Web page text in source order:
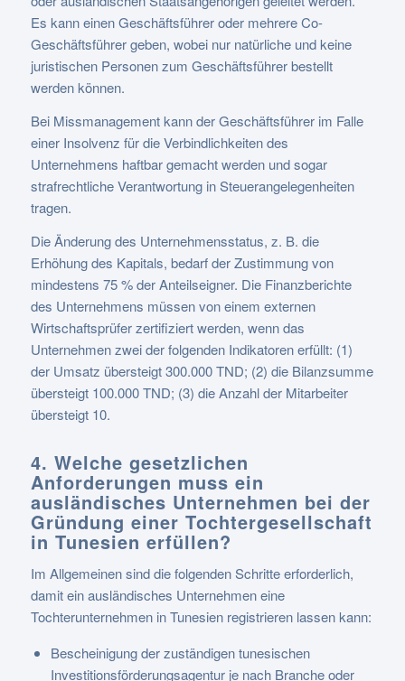
Es kann einen Geschäftsführer oder mehrere Co-
Geschäftsführer geben, wobei nur natürliche und keine
juristischen Personen zum Geschäftsführer bestellt
werden können.
Bei Missmanagement kann der Geschäftsführer im Falle
einer Insolvenz für die Verbindlichkeiten des
Unternehmens haftbar gemacht werden und sogar
strafrechtliche Verantwortung in Steuerangelegenheiten
tragen.
Die Änderung des Unternehmensstatus, z. B. die
Erhöhung des Kapitals, bedarf der Zustimmung von
mindestens 75 % der Anteilseigner. Die Finanzberichte
des Unternehmens müssen von einem externen
Wirtschaftsprüfer zertifiziert werden, wenn das
Unternehmen zwei der folgenden Indikatoren erfüllt: (1)
der Umsatz übersteigt 300.000 TND; (2) die Bilanzsumme
übersteigt 100.000 TND; (3) die Anzahl der Mitarbeiter
übersteigt 10.
4. Welche gesetzlichen
Anforderungen muss ein
ausländisches Unternehmen bei der
Gründung einer Tochtergesellschaft
in Tunesien erfüllen?
Im Allgemeinen sind die folgenden Schritte erforderlich,
damit ein ausländisches Unternehmen eine
Tochterunternehmen in Tunesien registrieren lassen kann:
Bescheinigung der zuständigen tunesischen
Investitionsförderungsagentur je nach Branche oder